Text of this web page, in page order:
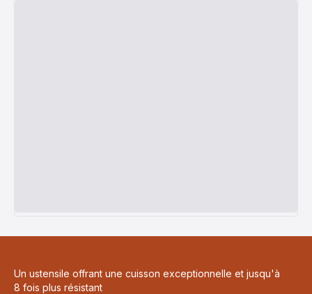
Un ustensile offrant une cuisson exceptionnelle et jusqu'à
8 fois plus résistant